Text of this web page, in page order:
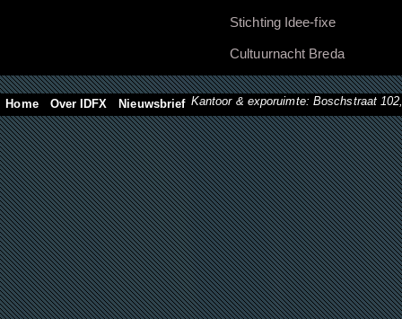
Stichting Idee-fixe
Cultuurnacht Breda
Home Over IDFX Nieuwsbrief Kantoor & exporuimte: Boschstraat